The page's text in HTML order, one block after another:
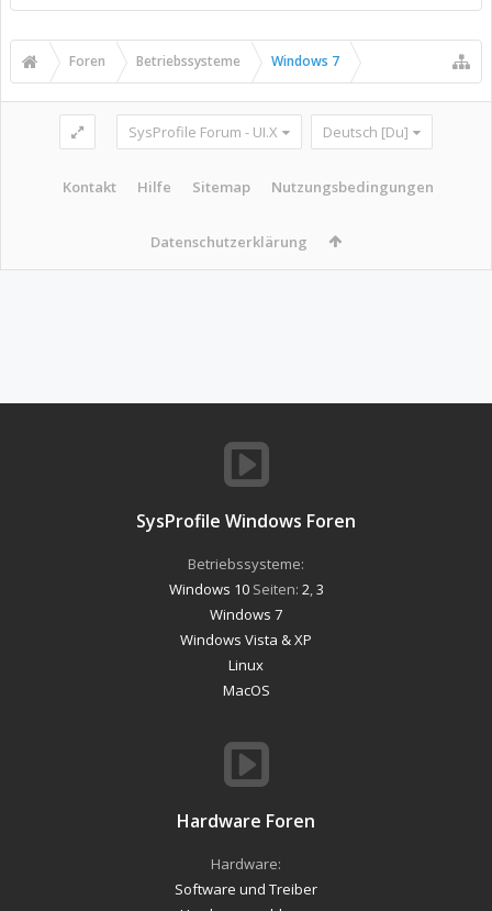
Foren Betriebssysteme Windows 7
SysProfile Forum - UI.X Deutsch [Du]
Kontakt Hilfe Sitemap Nutzungsbedingungen
Datenschutzerklärung
SysProfile Windows Foren
Betriebssysteme:
Windows 10Seiten: 2 3
Windows 7
Windows Vista & XP
Linux
MacOS
Hardware Foren
Hardware:
Software und Treiber